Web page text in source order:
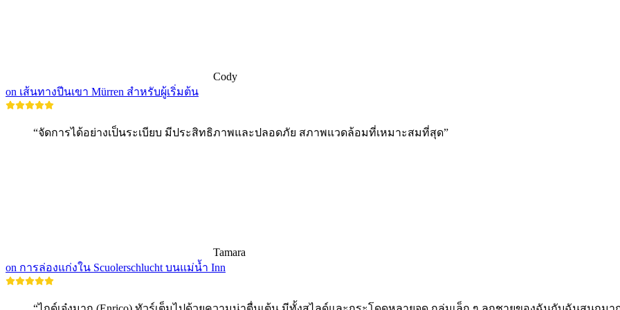
Cody
on เส้นทางปีนเขา Mürren สำหรับผู้เริ่มต้น
“จัดการได้อย่างเป็นระเบียบ มีประสิทธิภาพและปลอดภัย สภาพแวดล้อมที่เหมาะสมที่สุด”
Tamara
on การล่องแก่งใน Scuolerschlucht บนแม่น้ำ Inn